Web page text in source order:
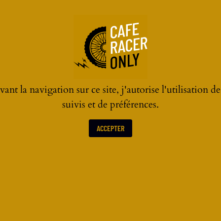
la navigation sur ce site, j'autorise l'utilisation
suivis et de préférences.
ACCEPTER